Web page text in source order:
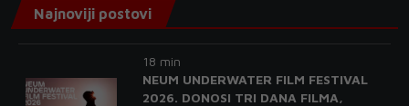
Najnoviji postovi
18 min
NEUM UNDERWATER FILM FESTIVAL
2026. DONOSI TRI DANA FILMA,